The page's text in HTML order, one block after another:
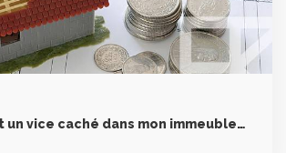
un vice caché dans mon immeuble…